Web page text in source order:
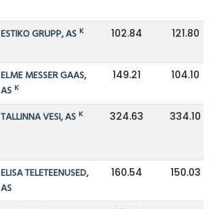
ESTIKO GRUPP, AS K 102.84 121.80
ELME MESSER GAAS,
AS K
149.21 104.10
TALLINNA VESI, AS K 324.63 334.10
ELISA TELETEENUSED,
AS
160.54 150.03